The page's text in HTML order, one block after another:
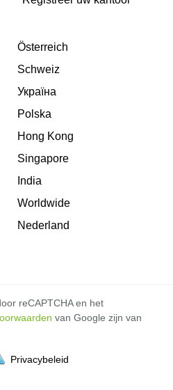
Österreich
Schweiz
Україна
Polska
Hong Kong
Singapore
India
Worldwide
Nederland
reCAPTCHA en het
van Google zijn van
Privacybeleid